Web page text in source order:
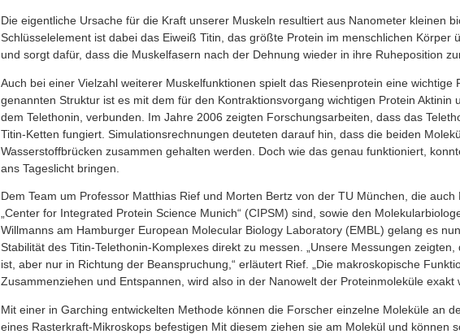
Die eigentliche Ursache für die Kraft unserer Muskeln resultiert aus Nanometer kleinen
Schlüsselelement ist dabei das Eiweiß Titin, das größte Protein im menschlichen Körper
und sorgt dafür, dass die Muskelfasern nach der Dehnung wieder in ihre Ruheposition
Auch bei einer Vielzahl weiterer Muskelfunktionen spielt das Riesenprotein eine wichtige
genannten Struktur ist es mit dem für den Kontraktionsvorgang wichtigen Protein Aktinin
dem Telethonin, verbunden. Im Jahre 2006 zeigten Forschungsarbeiten, dass das
Titin-Ketten fungiert. Simulationsrechnungen deuteten darauf hin, dass die beiden
Wasserstoffbrücken zusammen gehalten werden. Doch wie das genau funktioniert,
ans Tageslicht bringen.
Dem Team um Professor Matthias Rief und Morten Bertz von der TU München, die
„Center for Integrated Protein Science Munich“ (CIPSM) sind, sowie den
Willmanns am Hamburger European Molecular Biology Laboratory (EMBL) gelang es
Stabilität des Titin-Telethonin-Komplexes direkt zu messen. „Unsere Messungen
ist, aber nur in Richtung der Beanspruchung,“ erläutert Rief. „Die makroskopische
Zusammenziehen und Entspannen, wird also in der Nanowelt der Proteinmoleküle exakt
Mit einer in Garching entwickelten Methode können die Forscher einzelne Moleküle an
eines Rasterkraft-Mikroskops befestigen Mit diesem ziehen sie am Molekül und können